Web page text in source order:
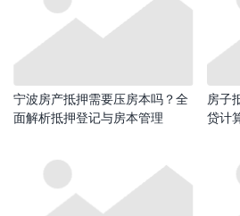
宁波房产抵押需要压房本吗？全
面解析抵押登记与房本管理
房子
贷计